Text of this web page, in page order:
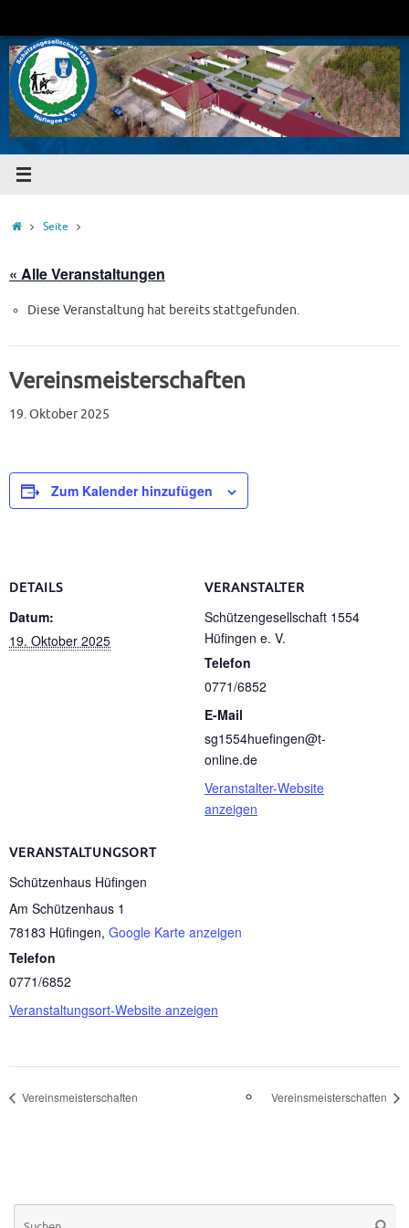
springen
StartSeite
« Alle Veranstaltungen
Diese Veranstaltung hat bereits stattgefunden.
Vereinsmeisterschaften
19. Oktober 2025
Zum Kalender hinzufügen
DETAILS
Datum:
19. Oktober 2025
VERANSTALTUNGSORT
Schützenhaus Hüfingen
Am Schützenhaus 1
78183 Hüfingen, Google Karte anzeigen
Telefon
0771/6852
Veranstaltungsort-Website anzeigen
VERANSTALTER
Schützengesellschaft 1554
Hüfingen e. V.
Telefon
0771/6852
E-Mail
sg1554huefingen@t-
online.de
Veranstalter-Website
anzeigen
Vereinsmeisterschaften Vereinsmeisterschaften